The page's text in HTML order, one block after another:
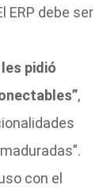
ERP debe ser
les pidió
,
con el